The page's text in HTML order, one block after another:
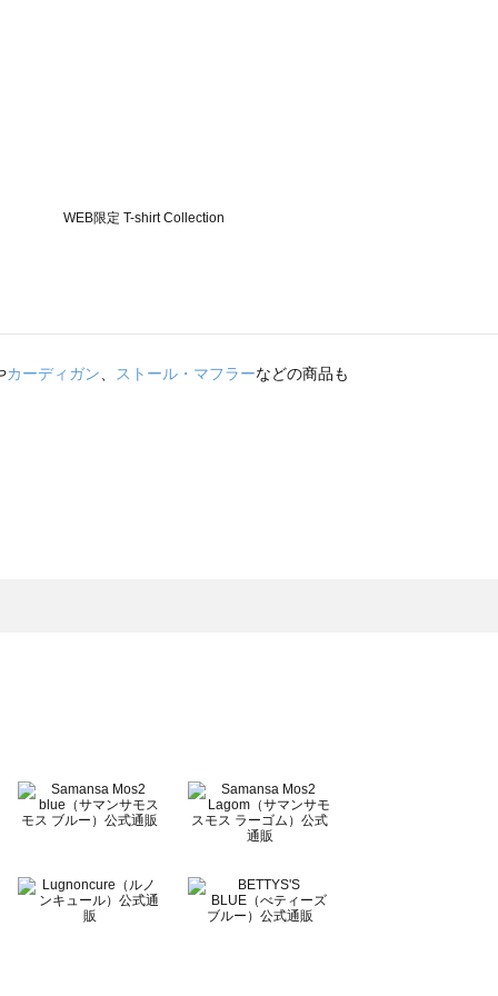
カーディガン、 ストール・マフラーなどの商品も